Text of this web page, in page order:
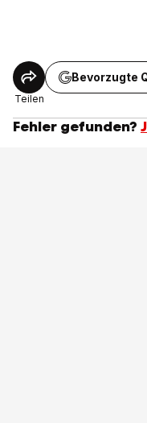
Teilen
Bevorzugte
Fehler gefunden?